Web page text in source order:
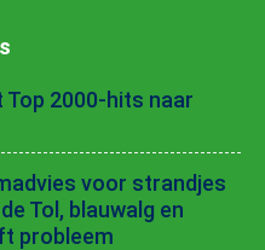
Top 2000-hits naar
voor strandjes
Tol, blauwalg en
probleem